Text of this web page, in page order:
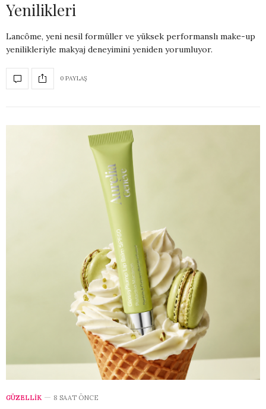
Yenilikleri
Lancôme, yeni nesil formüller ve yüksek performanslı make-up
yenilikleriyle makyaj deneyimini yeniden yorumluyor.
0 PAYLAŞ
GÜZELLİK 8 SAAT ÖNCE